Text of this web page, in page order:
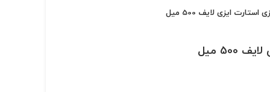
ایزی لایف 500 میل
میل